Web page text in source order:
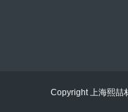
Copyright 上海熙喆